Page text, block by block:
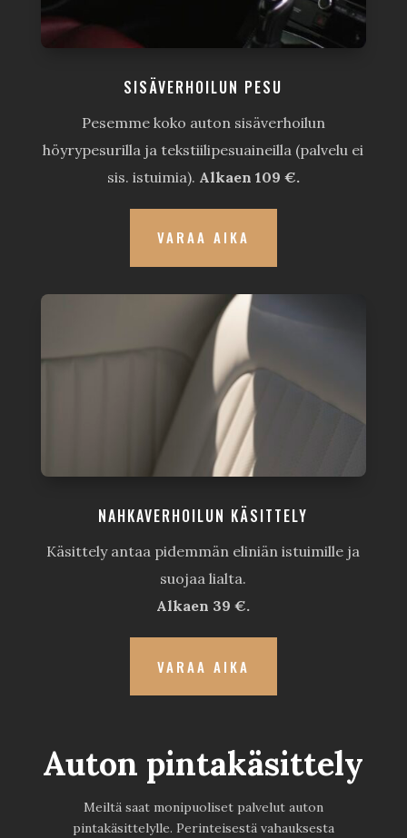
SISÄVERHOILUN PESU
Pesemme koko auton sisäverhoilun
höyrypesurilla ja tekstiilipesuaineilla (palvelu ei
sis. istuimia). Alkaen 109 €.
VARAA AIKA
NAHKAVERHOILUN KÄSITTELY
Käsittely antaa pidemmän eliniän istuimille ja
suojaa lialta.
Alkaen 39 €.
VARAA AIKA
Auton pintakäsittely
Meiltä saat monipuoliset palvelut auton
pintakäsittelylle. Perinteisestä vahauksesta